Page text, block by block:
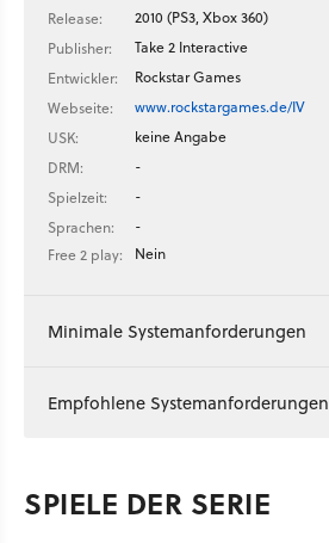
Release:
2010 (PS3, Xbox 360)
Publisher:
Take 2 Interactive
Entwickler:
Rockstar Games
Webseite:
www.rockstargames.de/IV
USK:
keine Angabe
DRM:
-
Spielzeit:
-
Sprachen:
-
Free 2 play:
Nein
Minimale Systemanforderungen
Empfohlene Systemanforderungen
SPIELE DER SERIE